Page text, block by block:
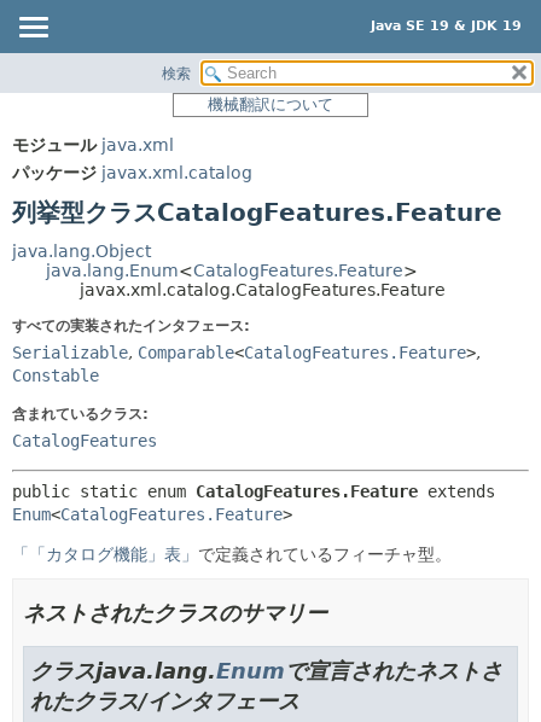
Java SE 19 & JDK 19
パッケージ
使用
ツリー
プレビュー
非推奨
索引
ヘルプ
サマリー:
ネスト済
メソッド
詳細:
フィールド
検索
機械翻訳について
モジュール java.xml
パッケージ javax.xml.catalog
列挙型クラスCatalogFeatures.Feature
java.lang.Object
java.lang.Enum<CatalogFeatures.Feature>
javax.xml.catalog.CatalogFeatures.Feature
すべての実装されたインタフェース:
Serializable, Comparable<CatalogFeatures.Feature>,
Constable
含まれているクラス:
CatalogFeatures
public static enum CatalogFeatures.Feature
Enum<CatalogFeatures.Feature>
「「カタログ機能」表」 で定義されているフィーチャ型。
ネストされたクラスのサマリー
クラスjava.lang.Enumで宣言されたネストさ
れたクラス/インタフェース